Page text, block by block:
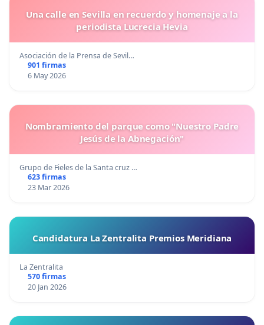
Una calle en Sevilla en recuerdo y homenaje a la
periodista Lucrecia Hevia
Asociación de la Prensa de Sevil…
901 firmas
6 May 2026
Nombramiento del parque como "Nuestro Padre
Jesús de la Abnegación"
Grupo de Fieles de la Santa cruz …
623 firmas
23 Mar 2026
Candidatura La Zentralita Premios Meridiana
La Zentralita
570 firmas
20 Jan 2026